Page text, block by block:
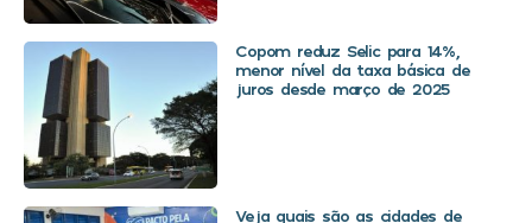
Copom reduz Selic para 14%,
menor nível da taxa básica de
juros desde março de 2025
Veja quais são as cidades de